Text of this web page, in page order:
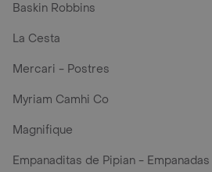
Baskin Robbins
La Cesta
Mercari - Postres
Myriam Camhi Co
Magnifique
Empanaditas de Pipian - Empanadas